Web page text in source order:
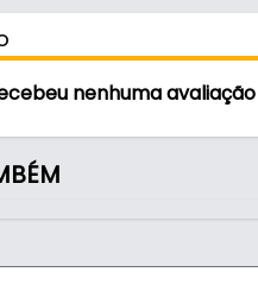
Cm)
nenhuma avaliação